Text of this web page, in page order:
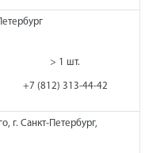
> 1 шт.
+7 (812) 313-44-42
г. Санкт-Петербург,